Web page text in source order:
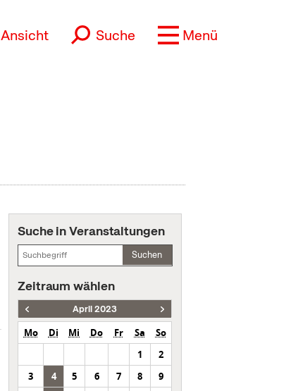
Ansicht Suche Menü
Suche in Veranstaltungen
Suchen
Zeitraum wählen
April 2023
Mo Di Mi Do Fr Sa
So
1
2
3
4 5 6 7 8
9